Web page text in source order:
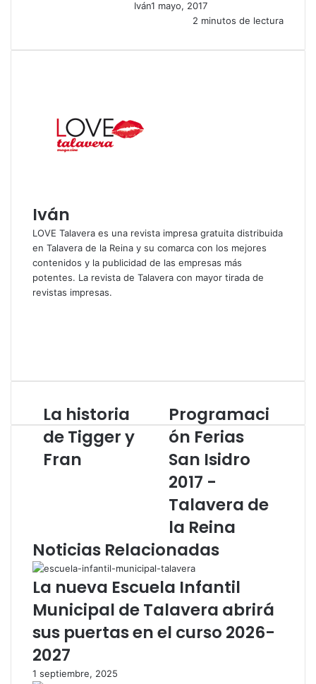
Iván1 mayo, 2017
2 minutos de lectura
Iván
LOVE Talavera es una revista impresa gratuita distribuida
en Talavera de la Reina y su comarca con los mejores
contenidos y la publicidad de las empresas más
potentes. La revista de Talavera con mayor tirada de
revistas impresas.
w
b
k
s
g
L
a
h
i
a
d
e
T
i
g
g
e
r
y
La historia
de Tigger y
Fran
P
r
o
g
a
m
a
i
ó
n
F
r
Programaci
ón Ferias
San Isidro
2017 -
Talavera de
la Reina
Noticias Relacionadas
La nueva Escuela Infantil
Municipal de Talavera abrirá
sus puertas en el curso 2026-
2027
1 septiembre, 2025